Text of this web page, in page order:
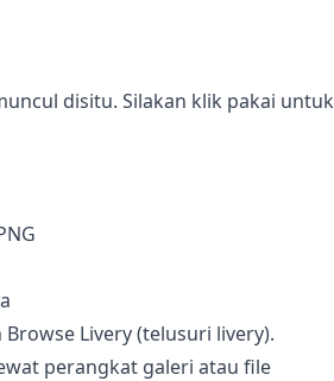
disitu. Silakan klik pakai untuk
Livery (telusuri livery).
perangkat galeri atau file